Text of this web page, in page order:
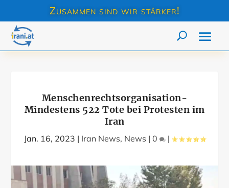
Zusammen sind wir stärker!
Menschenrechtsorganisation-
Mindestens 522 Tote bei Protesten im
Iran
Jan. 16, 2023 | Iran News, News | 0 |